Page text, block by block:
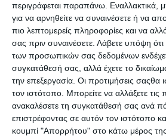
περιγράφεται παραπάνω. Εναλλακτικά,
για να αρνηθείτε να συναινέσετε ή να
πιο λεπτομερείς πληροφορίες και να
σας πριν συναινέσετε. Λάβετε υπόψη ότι
των προσωπικών σας δεδομένων
συγκατάθεσή σας, αλλά έχετε το
την επεξεργασία. Οι προτιμήσεις σαςθα
τον ιστότοπο. Μπορείτε να αλλάξετε τις
ανακαλέσετε τη συγκατάθεσή σας ανά
επιστρέφοντας σε αυτόν τον ιστότοπο
κουμπί "Απορρήτου" στο κάτω μέρος της
3 Απριλίου 2025
Όταν Μπορείς, Κάνεις. Αν
Διδάσκεις …